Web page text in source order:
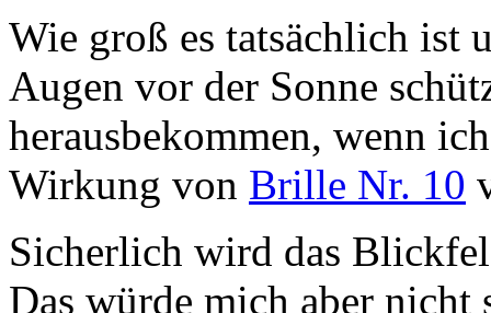
Wie groß es tatsächlich ist
Augen vor der Sonne
herausbekommen, wenn
Wirkung von Brille Nr. 10
Sicherlich wird das
Das würde mich aber